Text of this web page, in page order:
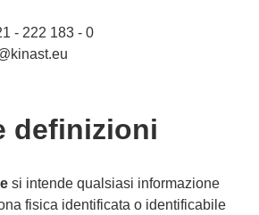
- 222 183 - 0
definizioni
si intende qualsiasi informazione
fisica identificata o identificabile